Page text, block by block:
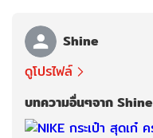
Shine
ดูโปรไฟล์
บทความอื่นๆจาก Shine